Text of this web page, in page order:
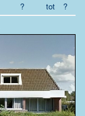
? tot ?